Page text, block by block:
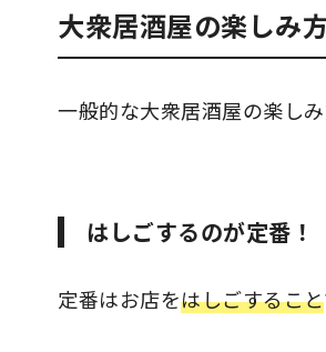
大衆居酒屋の楽しみ
一般的な大衆居酒屋の楽しみ
はしごするのが定番！
定番はお店をはしごすること